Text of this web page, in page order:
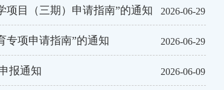
2026-06-29
项目（三期）申请指南”的通知
2026-06-29
专项申请指南”的通知
2026-06-09
报通知